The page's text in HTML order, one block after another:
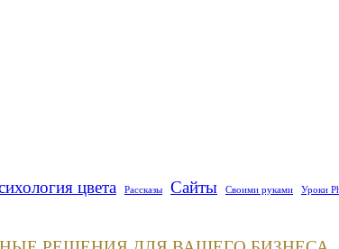
цвета Рассказы Сайты Своими руками Уроки